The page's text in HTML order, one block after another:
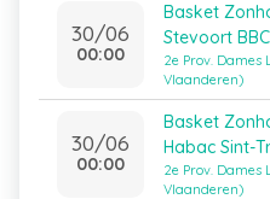
30/06
00:00
Basket
Stevoort
2e Prov. Dames
Vlaanderen)
30/06
00:00
Basket
Habac Sint-
2e Prov. Dames
Vlaanderen)